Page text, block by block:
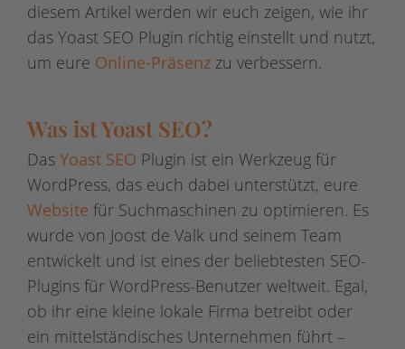
diesem Artikel werden wir euch zeigen, wie ihr
das Yoast SEO Plugin richtig einstellt und nutzt,
um eure Online-Präsenz zu verbessern.
Was ist Yoast SEO?
Das Yoast SEO Plugin ist ein Werkzeug für
WordPress, das euch dabei unterstützt, eure
Website für Suchmaschinen zu optimieren. Es
wurde von Joost de Valk und seinem Team
entwickelt und ist eines der beliebtesten SEO-
Plugins für WordPress-Benutzer weltweit. Egal,
ob ihr eine kleine lokale Firma betreibt oder
ein mittelständisches Unternehmen führt –